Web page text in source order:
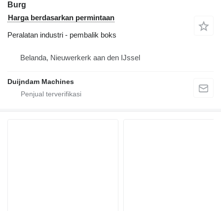
Burg
Harga berdasarkan permintaan
Peralatan industri - pembalik boks
Belanda, Nieuwerkerk aan den IJssel
Duijndam Machines